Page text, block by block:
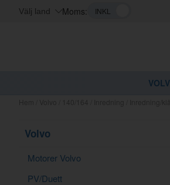
Välj land Moms:
Volvo
Motorer Volvo
PV/Duett